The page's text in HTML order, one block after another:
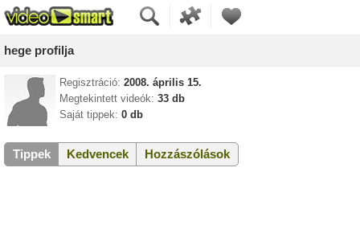
hege profilja
Regisztráció: 2008. április 15.
Megtekintett videók: 33 db
Saját tippek: 0 db
Tippek Kedvencek Hozzászólások